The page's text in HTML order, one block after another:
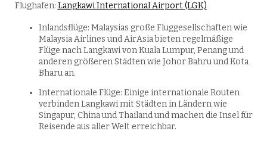
Flughafen: Langkawi International Airport (LGK)
Inlandsflüge: Malaysias große Fluggesellschaften wie
Malaysia Airlines und AirAsia bieten regelmäßige
Flüge nach Langkawi von Kuala Lumpur, Penang und
anderen größeren Städten wie Johor Bahru und Kota
Bharu an.
Internationale Flüge: Einige internationale Routen
verbinden Langkawi mit Städten in Ländern wie
Singapur, China und Thailand und machen die Insel für
Reisende aus aller Welt erreichbar.